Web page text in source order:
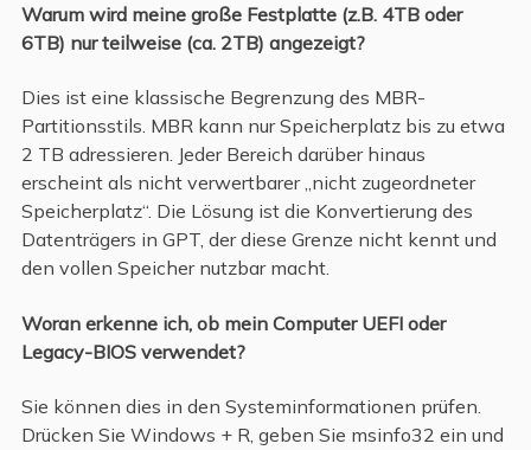
Warum wird meine große Festplatte (z.B. 4TB oder
6TB) nur teilweise (ca. 2TB) angezeigt?
Dies ist eine klassische Begrenzung des MBR-
Partitionsstils. MBR kann nur Speicherplatz bis zu etwa
2 TB adressieren. Jeder Bereich darüber hinaus
erscheint als nicht verwertbarer „nicht zugeordneter
Speicherplatz“. Die Lösung ist die Konvertierung des
Datenträgers in GPT, der diese Grenze nicht kennt und
den vollen Speicher nutzbar macht.
Woran erkenne ich, ob mein Computer UEFI oder
Legacy-BIOS verwendet?
Sie können dies in den Systeminformationen prüfen.
Drücken Sie Windows + R, geben Sie msinfo32 ein und